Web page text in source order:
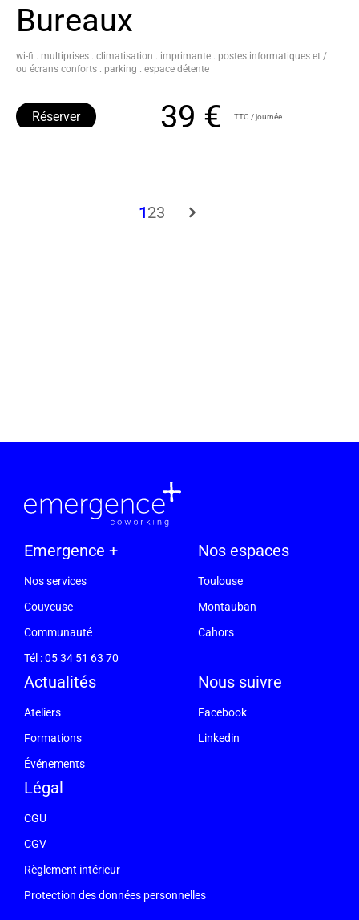
Bureaux
wi-fi . multiprises . climatisation . imprimante . postes informatiques et /
ou écrans conforts . parking . espace détente
39 € TTC / journée
Réserver
123
Emergence +
Nos services
Couveuse
Communauté
Tél : 05 34 51 63 70
Nos espaces
Toulouse
Montauban
Cahors
Actualités
Ateliers
Formations
Événements
Légal
CGU
CGV
Règlement intérieur
Protection des données personnelles
Nous suivre
Facebook
Linkedin